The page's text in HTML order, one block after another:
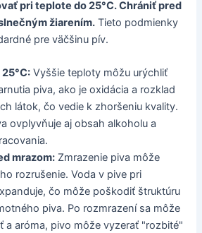
pri teplote do 25°C. Chrániť pred
žiarením. Tieto podmienky
pre väčšinu pív.
Vyššie teploty môžu urýchliť
piva, ako je oxidácia a rozklad
látok, čo vedie k zhoršeniu kvality.
ovplyvňuje aj obsah alkoholu a
mrazom: Zmrazenie piva môže
rozrušenie. Voda v pive pri
čo môže poškodiť štruktúru
piva. Po rozmrazení sa môže
a aróma, pivo môže vyzerať "rozbité"